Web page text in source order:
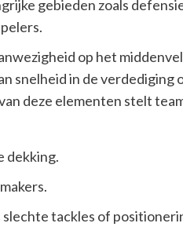
gebieden zoals
op het
snelheid in de verdediging
deze elementen stelt
dekking.
tackles of